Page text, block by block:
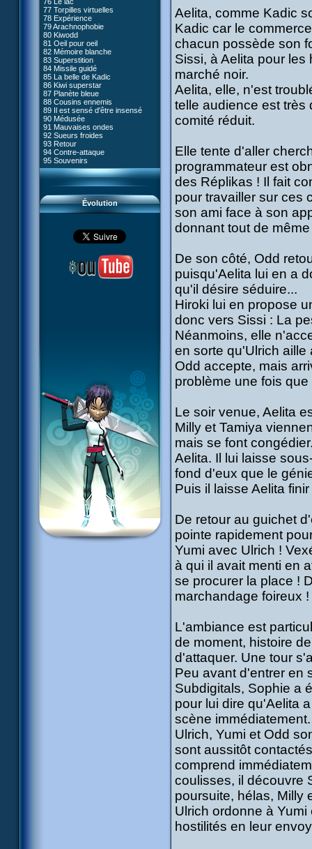
77 Torpilles virtuelles
78 Expérience
79 Arachnophobie
80 Kiwodd
81 Oeil pour oeil
82 Mémoire blanche
83 Superstition
84 Missile guidé
85 La belle de Kadic
86 Kiwi superstar
87 Planète bleue
88 Cousins ennemis
89 Il est sensé d'être insensé
90 Médusée
91 Mauvaises ondes
92 Sueurs froides
93 Retour
94 Contre-attaque
95 Souvenirs
Évolution
#05 - Rivalité
#06 - Soupçons
#07 - Compte-à-rebours
#08 - Virus
#09 - Comment tromper XANA
#10 - Le réveil du guerrier
#11 - Rendez-vous
#12 - Chaos à Kadic
#13 - Vendredi 13
#14 - Intrusion
#15 - Les sans-codes
#16 - Confusion
#17 - Un avenir professionnel
assuré
#18 - Obstination
#19 - Le piège
#20 - Espionnage
#21 - Faux-semblants
#22 - Mutinerie
#23 - Le blues de Jérémie
#24 - Paradoxe temporel
#25 - Hécatombe
#26 - Ultime mission
Aelita, comme Kadic
Kadic car le
chacun possède son
Sissi, à Aelita pour
marché noir.
Aelita, elle, n'est
telle audience est très
comité réduit.
Elle tente d'aller
programmateur est
des Réplikas ! Il fait
pour travailler sur ces
son ami face à son
donnant tout de
De son côté, Odd
puisqu'Aelita lui en a
qu'il désire séduire...
Hiroki lui en propose
donc vers Sissi : La
Néanmoins, elle
en sorte qu'Ulrich
Odd accepte, mais
problème une fois
Le soir venue, Aelita
Milly et Tamiya
mais se font
Aelita. Il lui laisse
fond d'eux que le
Puis il laisse Aelita
De retour au guichet
pointe rapidement
Yumi avec Ulrich !
à qui il avait menti en
se procurer la place !
marchandage foireux !
L'ambiance est
de moment, histoire
d'attaquer. Une tour
Peu avant d'entrer en
Subdigitals, Sophie a
pour lui dire qu'Aelita
scène immédiatement.
Ulrich, Yumi et Odd
sont aussitôt
comprend
coulisses, il découvre
poursuite, hélas, Milly
Ulrich ordonne à
hostilités en leur